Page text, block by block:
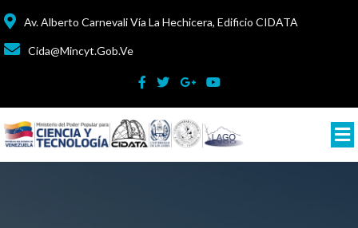
Av. Alberto Carnevali Vía La Hechicera, Edificio CIDATA
Cida@mincyt.gob.ve